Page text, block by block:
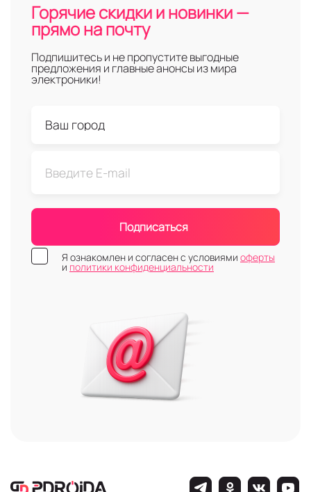
Горячие скидки и новинки —
прямо на почту
Подпишитесь и не пропустите выгодные
предложения и главные анонсы из мира
электроники!
Подписаться
Я ознакомлен и согласен с условиями оферты
и политики конфиденциальности